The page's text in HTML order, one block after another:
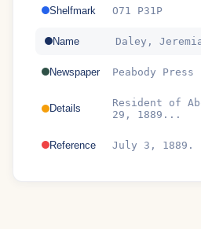
Shelfmark O71 P31P
Name Daley,
Newspaper Peabody Press
Details
Resident of
29, 1889...
Reference July 3, 1889.